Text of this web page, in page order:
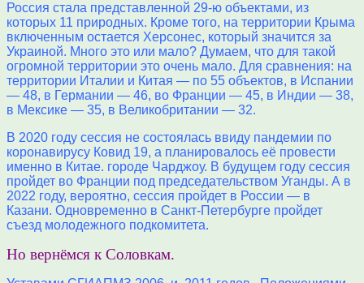
Россия стала представленной 29-ю объектами, из
которых 11 природных. Кроме того, на территории Крыма
включенным остается Херсонес, который значится за
Украиной. Много это или мало? Думаем, что для такой
огромной территории это очень мало. Для сравнения: на
территории Италии и Китая — по 55 объектов, в Испании
— 48, в Германии — 46, во Франции — 45, в Индии — 38,
в Мексике — 35, в Великобритании — 32.
В 2020 году сессия не состоялась ввиду пандемии по
коронавирусу Ковид 19, а планировалось её провести
именно в Китае. городе Чарджоу. В будущем году сессия
пройдет во Франции под председательством Уганды. А в
2022 году, вероятно, сессия пройдет в России — в
Казани. Одновременно в Санкт-Петербурге пройдет
съезд молодежного подкомитета.
Но вернёмся к Соловкам.